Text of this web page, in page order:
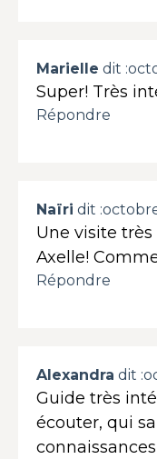
Marielle dit :
Super! Très
Répondre
Naïri dit :octobre
Une visite
Axelle! Comme
Répondre
Alexandra dit :
Guide très
écouter, qui